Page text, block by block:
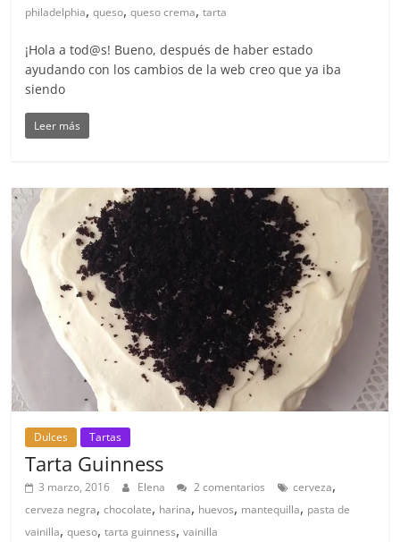
philadelphia,queso,queso crema,tarta
¡Hola a tod@s! Bueno, después de haber estado
ayudando con los cambios de la web creo que ya iba
siendo
Leer más
Dulces Tartas
Tarta Guinness
3 marzo, 2016 Elena 2 comentarios cerveza,
cerveza negra,chocolate, harina, huevos, mantequilla, pasta de
vainilla,queso,tarta guinness,vainilla